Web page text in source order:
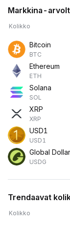
Markkina-
Kolikko
Bitcoin
BTC
Ethereum
ETH
Solana
SOL
XRP
XRP
USD1
USD1
Global Dollar
USDG
Trendaavat
Kolikko